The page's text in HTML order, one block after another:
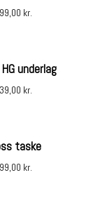
kr.
underlag
kr.
taske
kr.